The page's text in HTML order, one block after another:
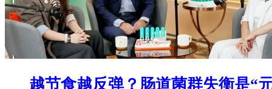
越节食越反弹？肠道菌群失衡是“